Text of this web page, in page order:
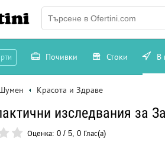
Почивки Стоки В
Красота и Здраве
изследвания за
Оценка: 0 / 5, 0 Глас(а)